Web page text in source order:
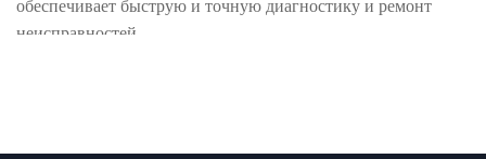
обеспечивает быструю и точную диагностику и ремонт
неисправностей.